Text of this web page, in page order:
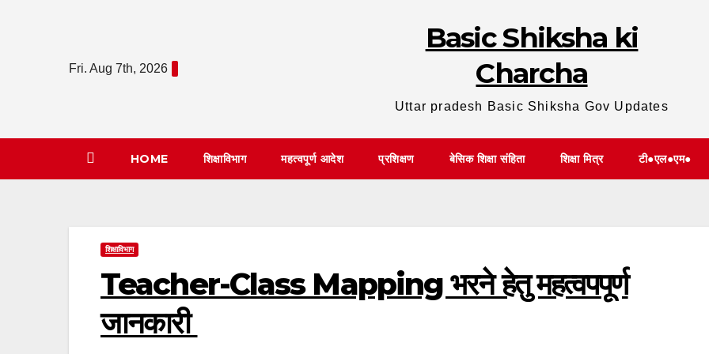
Fri. Aug 7th, 2026
Basic Shiksha ki
Charcha
Uttar pradesh Basic Shiksha Gov Updates
HOME शिक्षाविभाग महत्वपूर्ण आदेश प्रशिक्षण बेसिक शिक्षा संहिता शिक्षा मित्र टी●एल●एम●
शिक्षाविभाग
Teacher-Class Mapping भरने हेतु महत्वपपूर्ण
जानकारी